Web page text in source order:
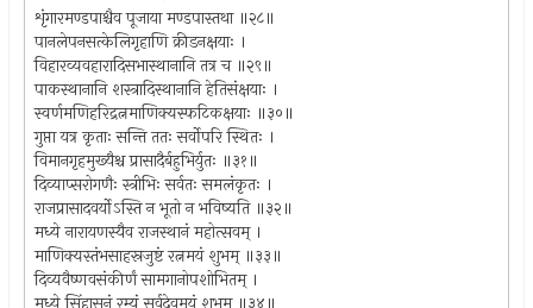
शृंगारमण्डपाश्चैव पूजाया मण्डपास्तथा ॥२८॥
पानलेपनसत्केलिगृहाणि क्रीडनक्षयाः ।
विहारव्यवहारादिसभास्थानानि तत्र च ॥२९॥
पाकस्थानानि शस्त्रादिस्थानानि हेतिसंक्षयाः ।
स्वर्णमणिहरिद्रत्नमाणिक्यस्फटिकक्षयाः ॥३०॥
गुप्ता यत्र कृताः सन्ति ततः सर्वोपरि स्थितः ।
विमानगृहमुख्यैश्च प्रासादैर्बहुभिर्युतः ॥३१॥
दिव्याप्सरोगणैः स्त्रीभिः सर्वतः समलंकृतः ।
राजप्रासादवर्योऽस्ति न भूतो न भविष्यति ॥३२॥
मध्ये नारायणस्यैव राजस्थानं महोत्सवम् ।
माणिक्यस्तंभसाहस्रजुष्टं रत्नमयं शुभम् ॥३३॥
दिव्यवैष्णवसंकीर्णं सामगानोपशोभितम् ।